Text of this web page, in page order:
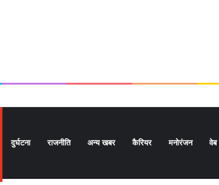
दुर्घटना राजनीति अन्य खबर कैरियर मनोरंजन वेब